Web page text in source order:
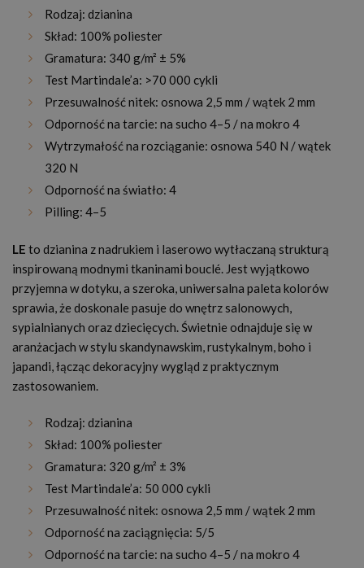
Rodzaj: dzianina
Skład: 100% poliester
Gramatura: 340 g/m² ± 5%
Test Martindale’a: >70 000 cykli
Przesuwalność nitek: osnowa 2,5 mm / wątek 2 mm
Odporność na tarcie: na sucho 4–5 / na mokro 4
Wytrzymałość na rozciąganie: osnowa 540 N / wątek
320 N
Odporność na światło: 4
Pilling: 4–5
LE to dzianina z nadrukiem i laserowo wytłaczaną strukturą
inspirowaną modnymi tkaninami bouclé. Jest wyjątkowo
przyjemna w dotyku, a szeroka, uniwersalna paleta kolorów
sprawia, że doskonale pasuje do wnętrz salonowych,
sypialnianych oraz dziecięcych. Świetnie odnajduje się w
aranżacjach w stylu skandynawskim, rustykalnym, boho i
japandi, łącząc dekoracyjny wygląd z praktycznym
zastosowaniem.
Rodzaj: dzianina
Skład: 100% poliester
Gramatura: 320 g/m² ± 3%
Test Martindale’a: 50 000 cykli
Przesuwalność nitek: osnowa 2,5 mm / wątek 2 mm
Odporność na zaciągnięcia: 5/5
Odporność na tarcie: na sucho 4–5 / na mokro 4